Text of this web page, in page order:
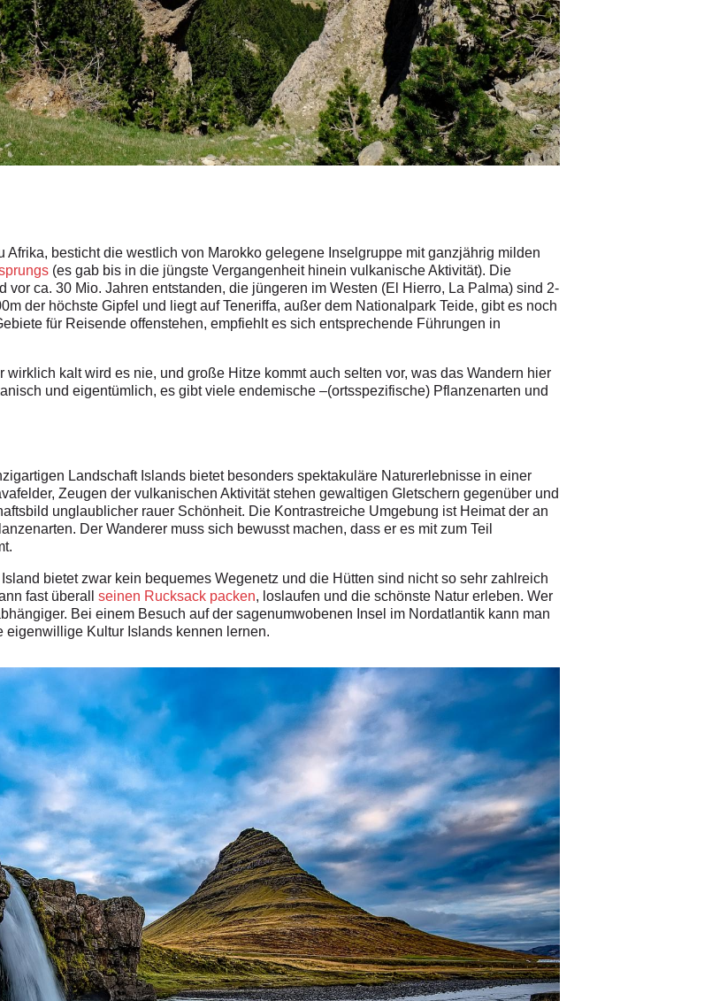
besticht die westlich von Marokko gelegene Inselgruppe mit ganzjährig milden
(es gab bis in die jüngste Vergangenheit hinein vulkanische Aktivität). Die
ca. 30 Mio. Jahren entstanden, die jüngeren im Westen (El Hierro, La Palma) sind 2-
der höchste Gipfel und liegt auf Teneriffa, außer dem Nationalpark Teide, gibt es noch
für Reisende offenstehen, empfiehlt es sich entsprechende Führungen in
kalt wird es nie, und große Hitze kommt auch selten vor, was das Wandern hier
und eigentümlich, es gibt viele endemische –(ortsspezifische) Pflanzenarten und
Landschaft Islands bietet besonders spektakuläre Naturerlebnisse in einer
Zeugen der vulkanischen Aktivität stehen gewaltigen Gletschern gegenüber und
unglaublicher rauer Schönheit. Die Kontrastreiche Umgebung ist Heimat der an
Der Wanderer muss sich bewusst machen, dass er es mit zum Teil
bietet zwar kein bequemes Wegenetz und die Hütten sind nicht so sehr zahlreich
fast überall seinen Rucksack packen, loslaufen und die schönste Natur erleben. Wer
Bei einem Besuch auf der sagenumwobenen Insel im Nordatlantik kann man
Kultur Islands kennen lernen.